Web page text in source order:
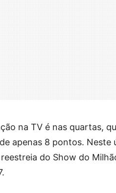
na TV é nas quartas,
apenas 8 pontos.
do Show do